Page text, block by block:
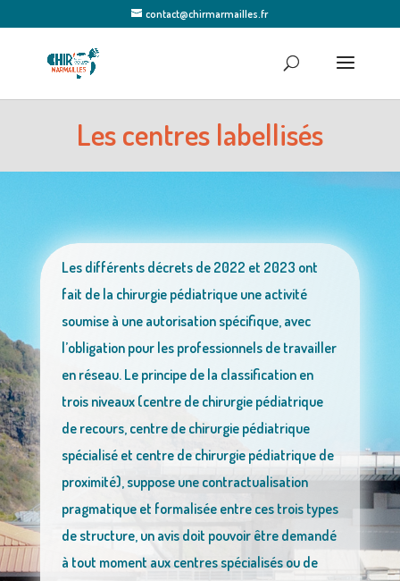
contact@chirmarmailles.fr
Les centres labellisés
Les différents décrets de 2022 et 2023 ont
fait de la chirurgie pédiatrique une activité
soumise à une autorisation spécifique, avec
l’obligation pour les professionnels de travailler
en réseau. Le principe de la classification en
trois niveaux (centre de chirurgie pédiatrique
de recours, centre de chirurgie pédiatrique
spécialisé et centre de chirurgie pédiatrique de
proximité), suppose une contractualisation
pragmatique et formalisée entre ces trois types
de structure, un avis doit pouvoir être demandé
à tout moment aux centres spécialisés ou de